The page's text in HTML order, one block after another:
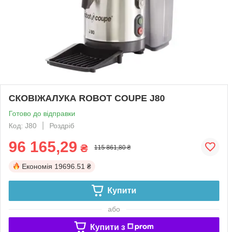
СКОВІЖАЛУКА ROBOT COUPE J80
Готово до відправки
Код: J80
Роздріб
96 165,29 ₴ 115 861,80 ₴
Економія 19696.51 ₴
Купити
або
Купити з